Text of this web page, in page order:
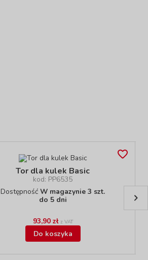
Tor dla kulek Basic
kod: PP6535
DostępnośćW magazynie 3 szt.
do 5 dni
93,90 zł z VAT
Do koszyka